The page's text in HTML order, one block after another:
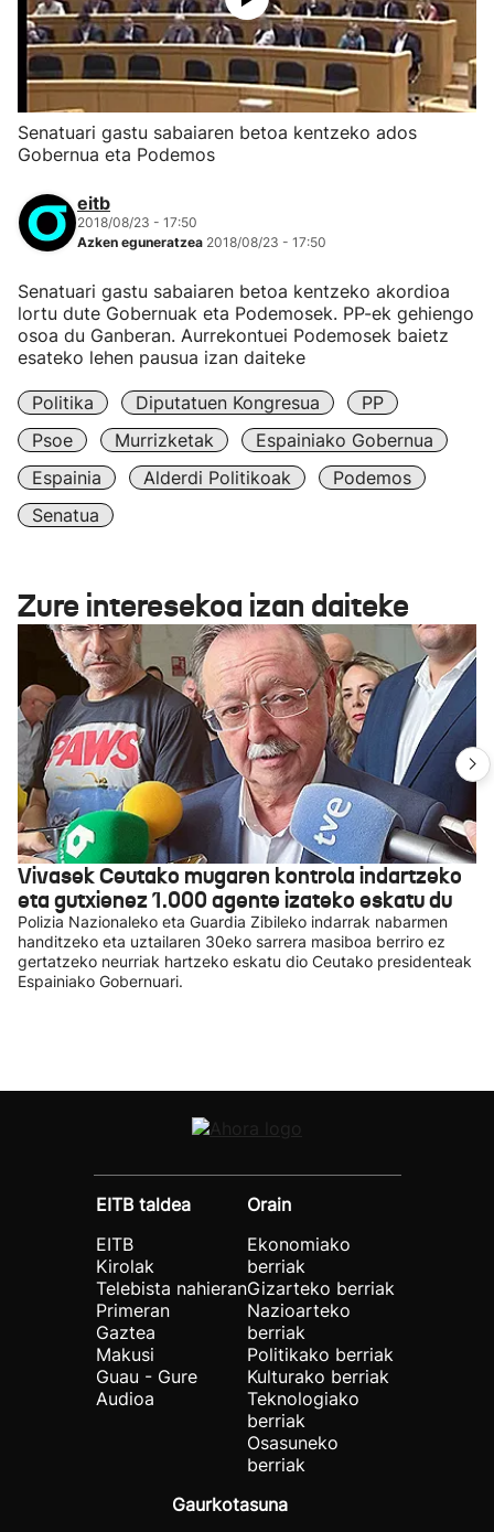
Senatuari gastu sabaiaren betoa kentzeko ados
Gobernua eta Podemos
eitb
2018/08/23 - 17:50
Azken eguneratzea 2018/08/23 - 17:50
Senatuari gastu sabaiaren betoa kentzeko akordioa
lortu dute Gobernuak eta Podemosek. PP-ek gehiengo
osoa du Ganberan. Aurrekontuei Podemosek baietz
esateko lehen pausua izan daiteke
Politika Diputatuen Kongresua
PP
Psoe
Murrizketak
Espainiako Gobernua
Espainia
Alderdi Politikoak
Podemos
Senatua
Zure interesekoa izan daiteke
Vivasek Ceutako mugaren kontrola indartzeko
eta gutxienez 1.000 agente izateko eskatu du
Polizia Nazionaleko eta Guardia Zibileko indarrak nabarmen
handitzeko eta uztailaren 30eko sarrera masiboa berriro ez
gertatzeko neurriak hartzeko eskatu dio Ceutako presidenteak
Espainiako Gobernuari.
EITB taldea
EITB
Kirolak
Telebista nahieran
Primeran
Gaztea
Makusi
Guau - Gure
Audioa
Orain
Ekonomiako
berriak
Gizarteko berriak
Nazioarteko
berriak
Politikako berriak
Kulturako berriak
Teknologiako
berriak
Osasuneko
berriak
Gaurkotasuna